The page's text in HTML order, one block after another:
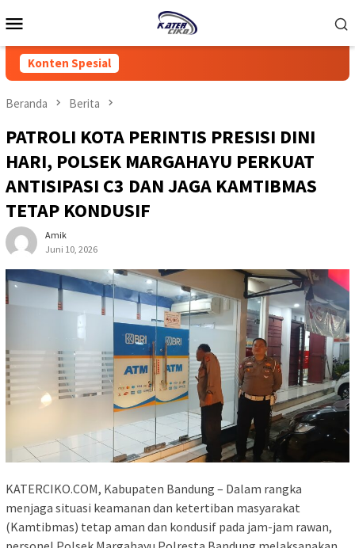
ke
Mobile
Konten Spesial
Beranda Berita
PATROLI KOTA PERINTIS PRESISI DINI
HARI, POLSEK MARGAHAYU PERKUAT
ANTISIPASI C3 DAN JAGA KAMTIBMAS
TETAP KONDUSIF
Amik
Juni 10, 2026
KATERCIKO.COM, Kabupaten Bandung – Dalam rangka
menjaga situasi keamanan dan ketertiban masyarakat
(Kamtibmas) tetap aman dan kondusif pada jam-jam rawan,